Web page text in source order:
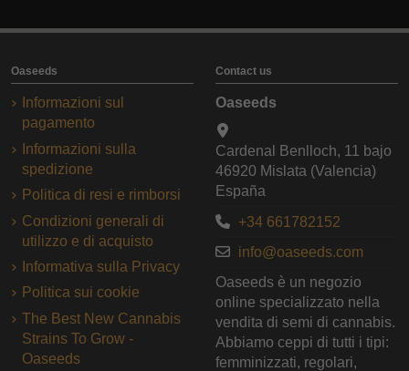
Oaseeds
Informazioni sul
pagamento
Informazioni sulla
spedizione
Politica di resi e rimborsi
Condizioni generali di
utilizzo e di acquisto
Informativa sulla Privacy
Politica sui cookie
The Best New Cannabis
Strains To Grow -
Oaseeds
Contact us
Oaseeds
Cardenal Benlloch, 11 bajo
46920 Mislata (Valencia)
España
+34 661782152
info@oaseeds.com
Oaseeds è un negozio
online specializzato nella
vendita di semi di cannabis.
Abbiamo ceppi di tutti i tipi:
femminizzati, regolari,